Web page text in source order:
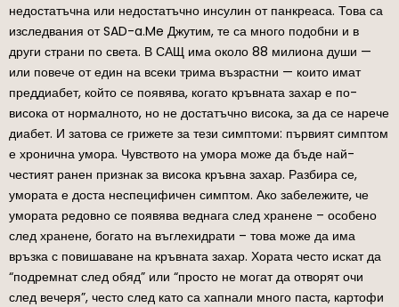
недостатъчна или недостатъчно инсулин от панкреаса. Това са
изследвания от SAD-a.Me Джутим, те са много подобни и в
други страни по света. В САЩ има около 88 милиона души —
или повече от един на всеки трима възрастни — които имат
преддиабет, който се появява, когато кръвната захар е по-
висока от нормалното, но не достатъчно висока, за да се нарече
диабет. И затова се грижете за тези симптоми: първият симптом
е хронична умора. Чувството на умора може да бъде най-
честият ранен признак за висока кръвна захар. Разбира се,
умората е доста неспецифичен симптом. Ако забележите, че
умората редовно се появява веднага след хранене – особено
след хранене, богато на въглехидрати – това може да има
връзка с повишаване на кръвната захар. Хората често искат да
“подремнат след обяд” или “просто не могат да отворят очи
след вечеря”, често след като са хапнали много паста, картофи